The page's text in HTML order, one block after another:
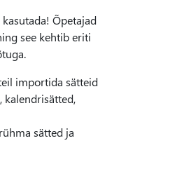
Õpetajad
see kehtib eriti
importida sätteid
kalendrisätted,
sätted ja